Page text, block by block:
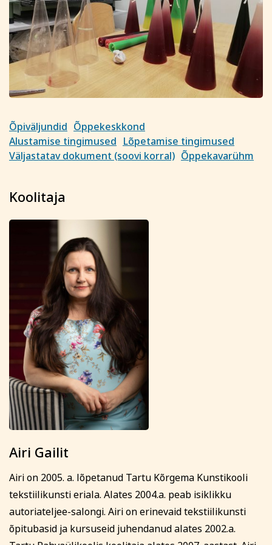
Õpiväljundid Õppekeskkond
Alustamise tingimused Lõpetamise tingimused
Väljastatav dokument (soovi korral) Õppekavarühm
Koolitaja
Airi Gailit
Airi on 2005. a. lõpetanud Tartu Kõrgema Kunstikooli
tekstiilikunsti eriala. Alates 2004.a. peab isiklikku
autoriateljee-salongi. Airi on erinevaid tekstiilikunsti
õpitubasid ja kursuseid juhendanud alates 2002.a.
sellest viivitamatult. Õppetasu tagastatakse või soovi
korral kantakse üle mõnele teisele koolitusele.
Tutvu õppetöö korraldusega lähemalt siin
Tutvu privaatsuspoliitikaga siin
Märkused / kinkekaardi nr
Kinnitan, et olen tutvunud ja nõustun õppetöö
korraldusega, privaatsuspoliitikaga ja nõustun
esitatud andmete kasutamisega koolituse
Soovin saada rahvaülikooli uudiskirja
Registreerin